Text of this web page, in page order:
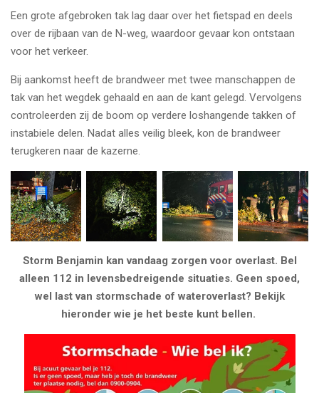
Een grote afgebroken tak lag daar over het fietspad en deels
over de rijbaan van de N-weg, waardoor gevaar kon ontstaan
voor het verkeer.
Bij aankomst heeft de brandweer met twee manschappen de
tak van het wegdek gehaald en aan de kant gelegd. Vervolgens
controleerden zij de boom op verdere loshangende takken of
instabiele delen. Nadat alles veilig bleek, kon de brandweer
terugkeren naar de kazerne.
Storm Benjamin kan vandaag zorgen voor overlast. Bel
alleen 112 in levensbedreigende situaties. Geen spoed,
wel last van stormschade of wateroverlast? Bekijk
hieronder wie je het beste kunt bellen.